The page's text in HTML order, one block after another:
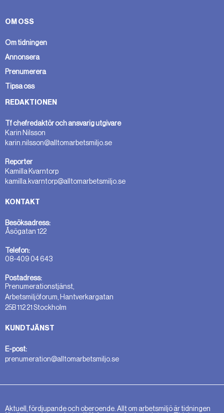
OM OSS
Om tidningen
Annonsera
Prenumerera
Tipsa oss
REDAKTIONEN
Tf chefredaktör och ansvarig utgivare
Karin Nilsson
karin.nilsson@alltomarbetsmiljo.se
Reporter
Kamilla Kvarntorp
kamilla.kvarntorp@alltomarbetsmiljo.se
KONTAKT
Besöksadress:
Åsögatan 122
Telefon:
08-409 04 643
Postadress:
Prenumerationstjänst,
Arbetsmiljöforum, Hantverkargatan
25B 112 21 Stockholm
KUNDTJÄNST
E-post:
prenumeration@alltomarbetsmiljo.se
Aktuell, fördjupande och oberoende. Allt om arbetsmiljö är tidningen